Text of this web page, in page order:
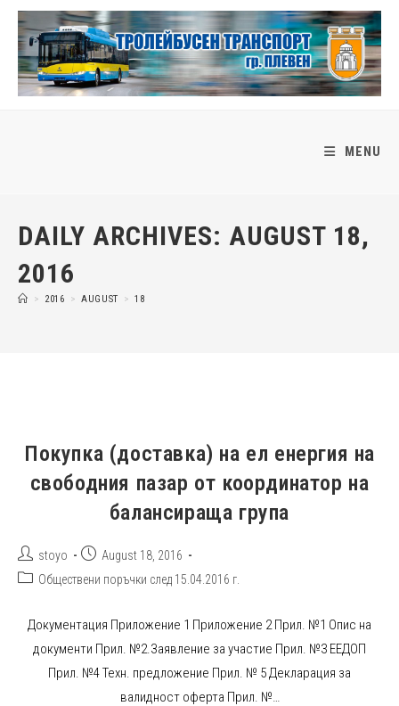
Skip
content
MENU
DAILY ARCHIVES: AUGUST 18,
2016
> 2016 > AUGUST > 18
Покупка (доставка) на ел енергия на
свободния пазар от координатор на
балансираща група
Post
author:
stoyo
PostAugust 18, 2016
PostОбществени поръчки след 15.04.2016 г.
Документация Приложение 1 Приложение 2 Прил. №1 Опис на
документи Прил. №2.Заявление за участие Прил. №3 ЕЕДОП
Прил. №4 Техн. предложение Прил. № 5 Декларация за
валидност оферта Прил. №…